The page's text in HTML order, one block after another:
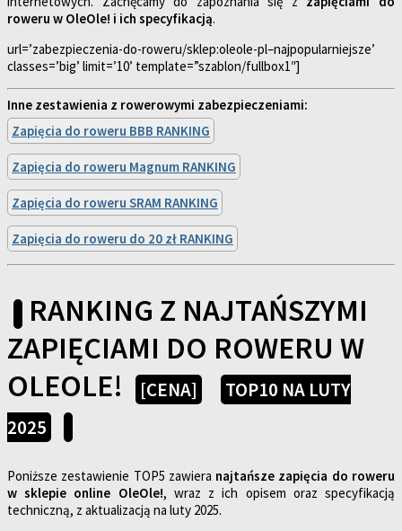
roweru w OleOle! i ich specyfikacją.
url=’zabezpieczenia-do-roweru/sklep:oleole-pl–najpopularniejsze’
classes=’big’ limit=’10’ template=”szablon/fullbox1″]
Inne zestawienia z rowerowymi zabezpieczeniami:
Zapięcia do roweru BBB RANKING
Zapięcia do roweru Magnum RANKING
Zapięcia do roweru SRAM RANKING
Zapięcia do roweru do 20 zł RANKING
RANKING Z NAJTAŃSZYMI
ZAPIĘCIAMI DO ROWERU W
OLEOLE!
[CENA]
TOP10 NA LUTY
2025
Poniższe zestawienie TOP5 zawiera najtańsze zapięcia do roweru
w sklepie online OleOle!, wraz z ich opisem oraz specyfikacją
techniczną, z aktualizacją na luty 2025.